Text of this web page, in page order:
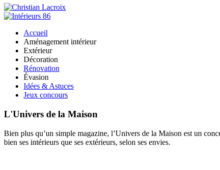
Accueil
Aménagement intérieur
Extérieur
Décoration
Rénovation
Évasion
Idées & Astuces
Jeux concours
L'Univers de la Maison
Bien plus qu’un simple magazine, l’Univers de la Maison est un
bien ses intérieurs que ses extérieurs, selon ses envies.